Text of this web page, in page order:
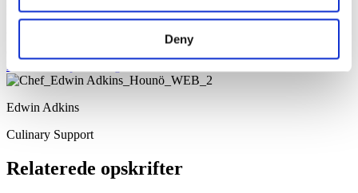
Deny
Kokkens tip
Ved valg af andre typer kål, kan tiden variere. Den specielle kantine
Download opskriftbog
Edwin Adkins
Culinary Support
Relaterede opskrifter